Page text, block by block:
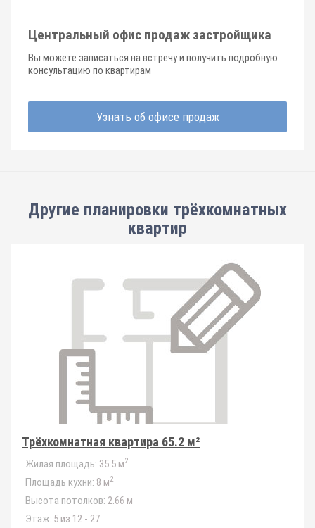
Центральный офис продаж застройщика
Вы можете записаться на встречу и получить подробную
консультацию по квартирам
Узнать об офисе продаж
Другие планировки трёхкомнатных
квартир
Трёхкомнатная квартира 65.2 м²
Жилая площадь: 35.5 м2
Площадь кухни: 8 м2
Высота потолков: 2.66 м
Этаж: 5 из 12 - 27